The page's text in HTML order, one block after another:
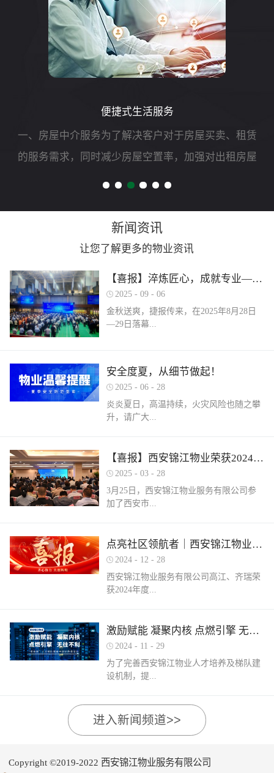
便捷式生活服务
一、房屋中介服务为了解决客户对于房屋买卖、租赁
的服务需求，同时减少房屋空置率，加强对出租房屋
自助洗车服务随着...
新闻资讯
让您了解更多的物业资讯
【喜报】淬炼匠心，成就专业——西安锦江物业在“锦天物业杯”技能竞赛中斩获佳绩
2025 - 09 - 06
金秋送爽，捷报传来，在2025年8月28日
—29日落幕...
业职业技能竞赛中， 西安锦江物业服务有
限公司的选手们表现卓越，凭借扎实的理
论知识、精湛的操作技能和临危不乱的现
场发挥，在物业管理师、电工、消防设施
市住房和城乡建设局指导、市物业管理行
业协会主办，是全市物业管理行业一年一
度规格最高、水平最强、影响最广的职业
技能盛会。本次竞赛，共有来自全市60余
家物业企业的1300余名物业从业人员参
梦长安 精技赋能未来”，全面夯实行业人
才基础。参赛环节西安锦江物业作为西安
织并参与协会各项赛事，均取得傲人的成
绩。今年为了锻炼队伍，搭建更广阔的成
下的重要知识点串讲和一轮轮的复习备
考，比赛中，选手们沉着冷静，基本发挥
出了各自领域应有的实力。最终，三个工
种共计取得了二等奖1名，三等奖3名，优
的问题及知识盲区，公司人力行政部及品
质部快速反应，第一时间组织各工种开展
内部专项培训，进行系统化的梳理和总
经验和答题技巧进行转化分享，对标竞赛
安全度夏，从细节做起！
2025 - 06 - 28
炎炎夏日，高温持续，火灾风险也随之攀
升，请广大...
业主做好夏季安全防范工作。风险在于防
范，平安才是幸福！西安锦江物业提醒
夏季高温，引发火灾事故占比较高，空
调、冰箱、电风扇等大功率电器的使用频
中要通风、散热，防止温度过高引发火
灾。空调、电风扇等电器设备不宜长时间
使用，离人时应及时关闭电源。电动车应
在室外专用充电桩充电，不得在室内、走
充电，切勿长时间充电，勿飞线充电。汽
车内严禁放置打火机、罐装喷剂、香水、
移动电源等易燃易爆物品，定期检测更换
车载灭火器，定期对车辆维护保养。不要
躺在床上、沙发上吸烟，烟头要及时放到
可燃物品。 使用电蚊香时应注意用电安
全，用完及时断开电源，防止因长期通电
“干烧”引发火灾。在发热的电蚊拍附近不
露水后不要立即靠近明火、也不要在高温
【喜报】西安锦江物业荣获2024年度优秀单位、全市技能竞赛优秀个人及优秀组织单位多项荣誉
2025 - 03 - 28
3月25日，西安锦江物业服务有限公司参
加了西安市...
物业管理行业协会组织召开的第三届会员
（代表）大会第四次全体会议暨物业高质
员单位及“安居物业杯”西安市物业管理行
业职业技能竞赛优秀个人及优秀组织单位
获“全市技能竞赛优秀组织奖”西安锦江物
业曹林、张小刚、郭小龙荣获技能竞赛“一
等奖”西安锦江物业张国刚、谷展荣获技能
竞赛“二等奖”西安锦江物业惠张瑜、张盼
兵、潘保民、毛亚、李强、贺鑫磊、李国
刚、岳程妮等人分别荣获技能竞赛“优秀
奖”。在这个追求卓越服务的时代，西安锦
升整个团队的专业水平和服务质量，西安
点亮社区领航者｜西安锦江物业高江、齐瑞获得“优秀项目经理”荣誉称号
2024 - 12 - 28
西安锦江物业服务有限公司高江、齐瑞荣
获2024年度...
陕西省物业管理协会“优秀项目经理”称
号。岁末回首，总结成绩，表彰优秀，
会召开盛会，表彰这一年在物业管理行业
的广阔舞台上绽放出熠熠光辉的精英
1A期 项目经理 齐瑞高江、齐瑞是西安锦
江物业诸多优秀项目经理的缩影，他们代
表着西安锦江物业团结奋进、诚信奉献、
奖是荣誉也是动力，西安锦江物业将以他
们作为榜样领航，激励全体员工砥砺奋
激励赋能 凝聚内核 点燃引擎 无往不利
2024 - 11 - 29
为了完善西安锦江物业人才培养及梯队建
设机制，提...
高物业服务水平和服务质量，有目的、有
计划的进行人才储备及培育，大力培养核
江物业组织开展以“激励赋能 凝聚内核 点
进入新闻频道>>
Copyright ©2019-2022 西安锦江物业服务有限公司